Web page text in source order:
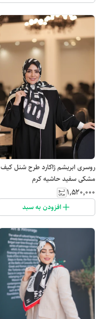
روسری ابریشم ژاکارد طرح شنل کیف
مشکی سفید حاشیه کرم
۱٬۵۲۰٬۰۰۰
افزودن به سبد